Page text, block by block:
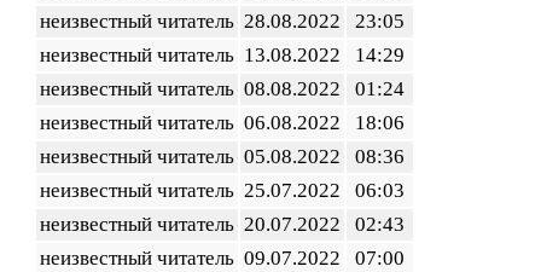
неизвестный читатель 28.08.2022
23:05
неизвестный читатель 13.08.2022
14:29
неизвестный читатель 08.08.2022
01:24
неизвестный читатель 06.08.2022
18:06
неизвестный читатель 05.08.2022
08:36
неизвестный читатель 25.07.2022
06:03
неизвестный читатель 20.07.2022
02:43
неизвестный читатель 09.07.2022
07:00